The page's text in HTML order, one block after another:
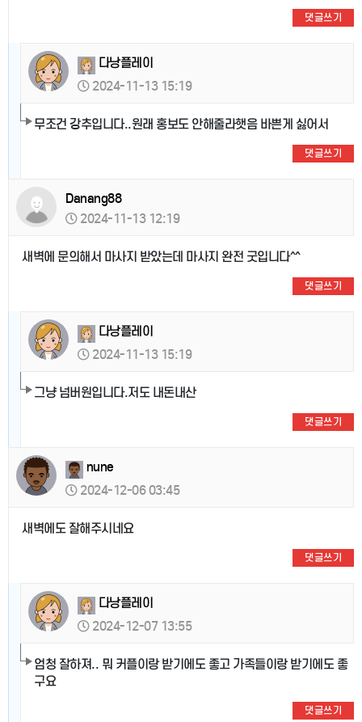
댓글쓰기
다낭플레이
2024-11-13 15:19
무조건 강추입니다..원래 홍보도 안해줄라햇음 바쁜게 싫어서
댓글쓰기
Danang88
2024-11-13 12:19
새벽에 문의해서 마사지 받았는데 마사지 완전 굿입니다^^
댓글쓰기
다낭플레이
2024-11-13 15:19
그냥 넘버원입니다.저도 내돈내산
댓글쓰기
nune
2024-12-06 03:45
새벽에도 잘해주시네요
댓글쓰기
다낭플레이
2024-12-07 13:55
엄청 잘하져.. 뭐 커플이랑 받기에도 좋고 가족들이랑 받기에도 좋
구요
댓글쓰기